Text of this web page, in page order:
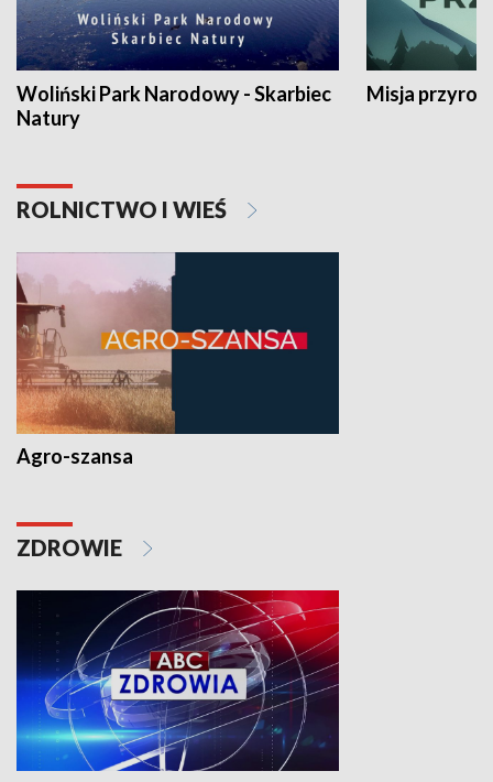
Woliński Park Narodowy - Skarbiec
Natury
Misja
ROLNICTWO I WIEŚ
Agro-szansa
ZDROWIE